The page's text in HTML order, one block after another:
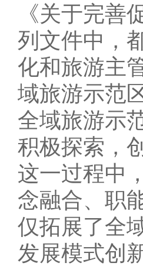
《关于完
列文件中，
化和旅游主
域旅游示范
全域旅游示
积极探索，
这一过程中
念融合、职
仅拓展了全
发展模式创